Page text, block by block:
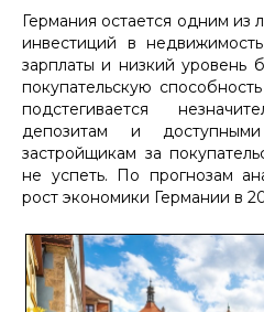
Германия остается одним
инвестиций в
зарплаты и низкий уровень
покупательскую
подстегивается
депозитам и
застройщикам за
не успеть. По прогнозам
рост экономики Германии в